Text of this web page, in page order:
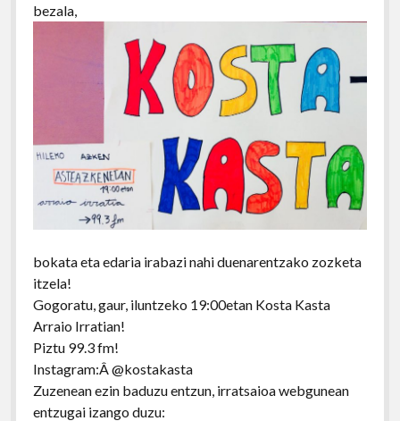
bezala,
bokata eta edaria irabazi nahi duenarentzako zozketa
itzela!
Gogoratu, gaur, iluntzeko 19:00etan Kosta Kasta
Arraio Irratian!
Piztu 99.3 fm!
Instagram:Â @kostakasta
Zuzenean ezin baduzu entzun, irratsaioa webgunean
entzugai izango duzu: